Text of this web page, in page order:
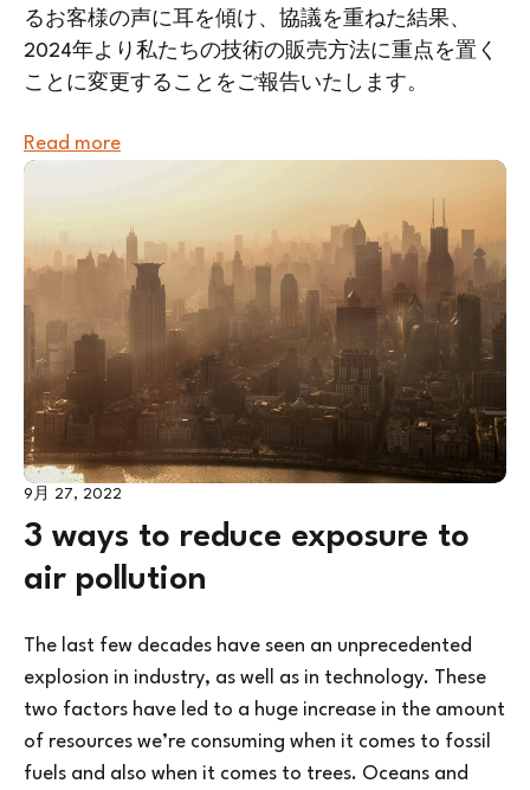
るお客様の声に耳を傾け、協議を重ねた結果、
2024年より私たちの技術の販売方法に重点を置く
ことに変更することをご報告いたします。
Read more
9月 27, 2022
3 ways to reduce exposure to
air pollution
The last few decades have seen an unprecedented
explosion in industry, as well as in technology. These
two factors have led to a huge increase in the amount
of resources we’re consuming when it comes to fossil
fuels and also when it comes to trees. Oceans and